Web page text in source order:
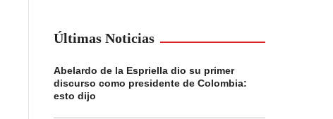
Últimas Noticias
Abelardo de la Espriella dio su primer
discurso como presidente de Colombia:
esto dijo